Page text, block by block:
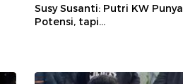
Susy Susanti: Putri KW Punya
Potensi, tapi...